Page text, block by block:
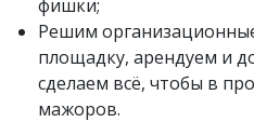
фишки;
Решим
площадку, арендуем и
сделаем всё, чтобы в
мажоров.